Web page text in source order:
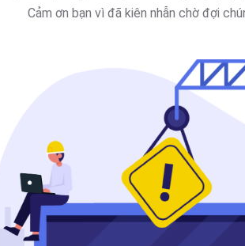
Cảm ơn bạn vì đã kiên nhẫn chờ đợi